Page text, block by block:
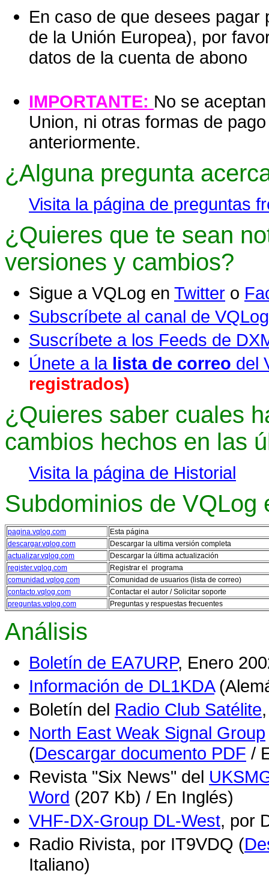
En caso de que desees
de la Unión Europea), por
datos de la cuenta de abono
IMPORTANTE: No se
Union, ni otras formas de
anteriormente.
¿Alguna pregunta
Visita la página de preguntas
¿Quieres que te sean
versiones y cambios?
Sigue a VQLog en Twitter o
Subscríbete al canal de
Suscríbete a los Feeds de
Únete a la lista de correo del
registrados)
¿Quieres saber cuales
cambios hechos en las
Visita la página de Historial
Subdominios de VQLog
pagina.vqlog.com
Esta página
descargar.vqlog.com
Descargar la ultima versión completa
actualizar.vqlog.com
Descargar la última actualización
register.vqlog.com
Registrar el programa
comunidad.vqlog.com
Comunidad de usuarios (lista de correo)
contacto.vqlog.com
Contactar el autor / Solicitar soporte
preguntas.vqlog.com
Preguntas y respuestas frecuentes
Análisis
Boletín de EA7URP, Enero
Información de DL1KDA
Boletín del Radio Club Satélite
North East Weak Signal Group
(Descargar documento PDF /
Revista "Six News" del
Word (207 Kb) / En Inglés)
VHF-DX-Group DL-West, por
Radio Rivista, por IT9VDQ (
Italiano)